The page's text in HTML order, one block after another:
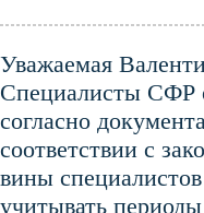
Уважаемая
Специалисты СФР
согласно
соответствии с
вины
учитывать